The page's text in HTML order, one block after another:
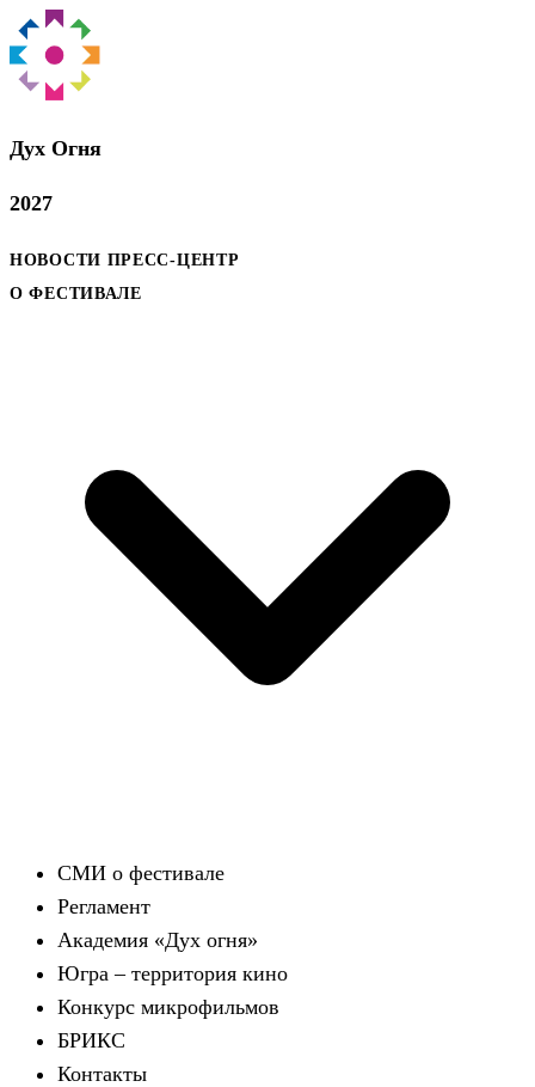
Дух Oгня
2027
НОВОСТИ ПРЕСС-ЦЕНТР
О ФЕСТИВАЛЕ
СМИ о фестивале
Регламент
Академия «Дух огня»
Югра – территория кино
Конкурс микрофильмов
БРИКС
Контакты